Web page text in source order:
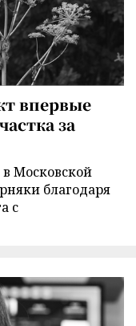
впервые
за
Московской
благодаря
с